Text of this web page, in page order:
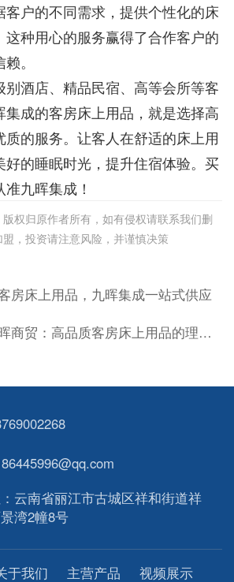
客户的不同需求，提供个性化的床
这种用心的服务赢得了合作客户的
。
别酒店、精品民宿、高等会所等客
集成的客房床上用品，就是选择高
质的服务。让客人在舒适的床上用
好的睡眠时光，提升住宿体验。买
九晖集成！
权归原作者所有，如有侵权请联系我们删
，投资请注意风险，并谨慎决策
房床上用品，九晖集成一站式供应
丽江九晖商贸：高品质客房床上用品的理想之选
云南省丽江市古城区祥和街道祥
湾2幢8号
于我们 主营产品 视频展示